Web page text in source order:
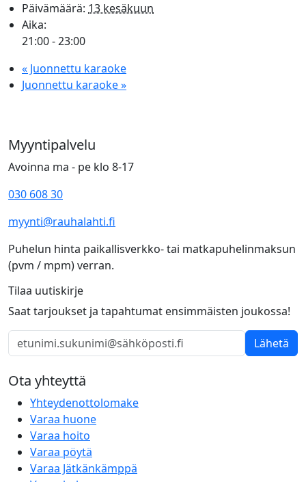
Päivämäärä: 13 kesäkuun
Aika:
21:00 - 23:00
« Juonnettu karaoke
Juonnettu karaoke»
Myyntipalvelu
Avoinna ma - pe klo 8-17
030 608 30
myynti@rauhalahti.fi
Puhelun hinta paikallisverkko- tai matkapuhelinmaksun
(pvm / mpm) verran.
Tilaa uutiskirje
Saat tarjoukset ja tapahtumat ensimmäisten joukossa!
Lähetä
Ota yhteyttä
Yhteydenottolomake
Varaa huone
Varaa hoito
Varaa pöytä
Varaa Jätkänkämppä